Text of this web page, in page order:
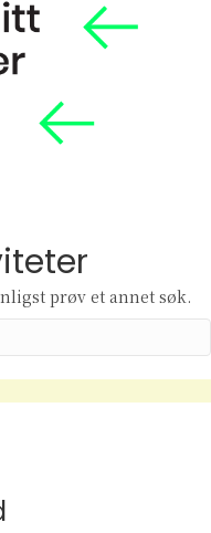
prøv et annet søk.